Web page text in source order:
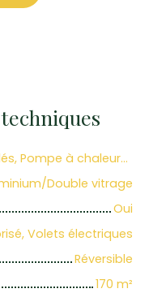
techniques
Electrique, Gaz, Granulés, Pompe à chaleur/Individuel
Double vitrage
Oui
Volets électriques
Réversible
170 m²